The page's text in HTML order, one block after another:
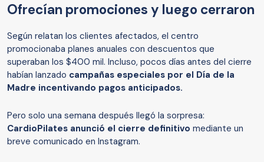
Ofrecían promociones y luego cerraron
Según relatan los clientes afectados, el centro
promocionaba planes anuales con descuentos que
superaban los $400 mil. Incluso, pocos días antes del cierre
habían lanzado campañas especiales por el Día de la
Madre incentivando pagos anticipados.
Pero solo una semana después llegó la sorpresa:
CardioPilates anunció el cierre definitivo mediante un
breve comunicado en Instagram.